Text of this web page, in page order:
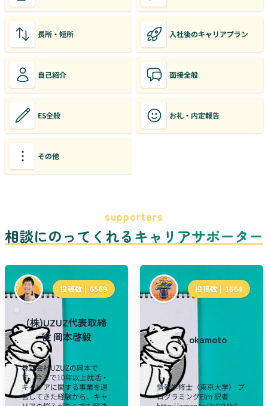
長所・短所 入社後のキャリアプラン
自己紹介 面接全般
ES全般 お礼・内定報告
その他
supporters
相談にのってくれるキャリアサポーター
投稿数 | 6569
(株)UZUZ代表取締
役 岡本啓毅
株式会社UZUZの岡本で
す。今まで10年以上就活・
キャリアに関する事業を運
営してきた経験から、キャ
投稿数 | 1664
k_okamoto
情報学修士（東京大学） プ
ログラミングElm 訳者